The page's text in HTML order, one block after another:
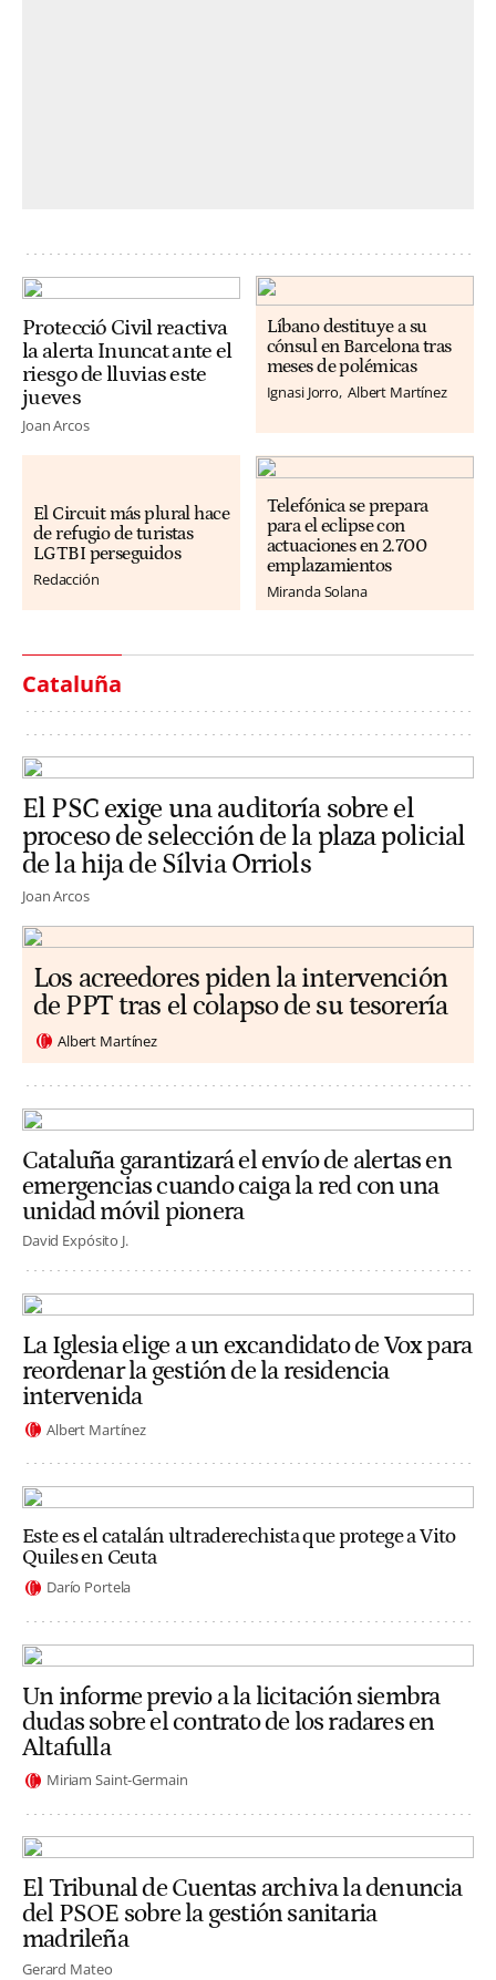
Protecció Civil reactiva
la alerta Inuncat ante el
riesgo de lluvias este
jueves
Joan Arcos
Líbano destituye a su
cónsul en Barcelona tras
meses de polémicas
Ignasi Jorro Albert Martínez
El Circuit más plural hace
de refugio de turistas
LGTBI perseguidos
Redacción
Telefónica se prepara
para el eclipse con
actuaciones en 2.700
emplazamientos
Miranda Solana
Cataluña
El PSC exige una auditoría sobre el
proceso de selección de la plaza policial
de la hija de Sílvia Orriols
Joan Arcos
Los acreedores piden la intervención
de PPT tras el colapso de su tesorería
Albert Martínez
Cataluña garantizará el envío de alertas en
emergencias cuando caiga la red con una
unidad móvil pionera
David Expósito J.
La Iglesia elige a un excandidato de Vox para
reordenar la gestión de la residencia
intervenida
Albert Martínez
Este es el catalán ultraderechista que protege a Vito
Quiles en Ceuta
Darío Portela
Un informe previo a la licitación siembra
dudas sobre el contrato de los radares en
Altafulla
Miriam Saint-Germain
El Tribunal de Cuentas archiva la denuncia
del PSOE sobre la gestión sanitaria
madrileña
Gerard Mateo